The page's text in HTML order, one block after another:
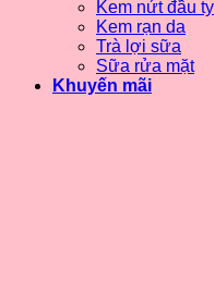
Kem nứt đầu ty
Kem rạn da
Trà lợi sữa
Sữa rửa mặt
Khuyến mãi